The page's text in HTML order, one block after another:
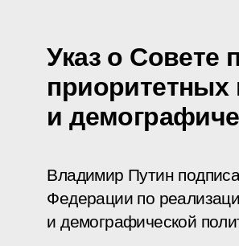
Указ о Совете
приоритетных
и
Владимир Путин
Федерации по
и демографической